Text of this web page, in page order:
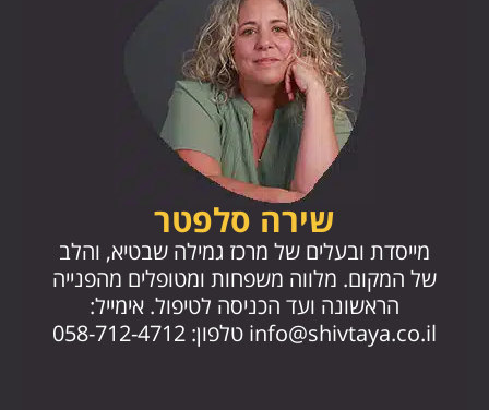
שירה סלפטר
מייסדת ובעלים של מרכז גמילה שבטיא, והלב
של המקום. מלווה משפחות ומטופלים מהפנייה
הראשונה ועד הכניסה לטיפול. אימייל:
info@shivtaya.co.il טלפון: 058-712-4712